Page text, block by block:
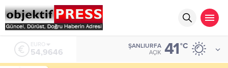
ALTIN
6.488,95
ŞANLIURFA
AÇIK 41°C